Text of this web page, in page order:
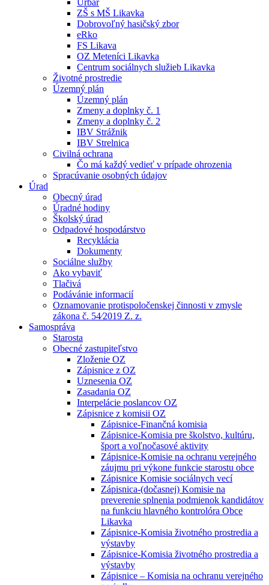
Urbár
ZŠ s MŠ Likavka
Dobrovoľný hasičský zbor
eRko
FS Likava
OZ Meteníci Likavka
Centrum sociálnych služieb Likavka
Životné prostredie
Územný plán
Územný plán
Zmeny a doplnky č. 1
Zmeny a doplnky č. 2
IBV Strážnik
IBV Strelnica
Civilná ochrana
Čo má každý vedieť v prípade ohrozenia
Spracúvanie osobných údajov
Úrad
Obecný úrad
Úradné hodiny
Školský úrad
Odpadové hospodárstvo
Recyklácia
Dokumenty
Sociálne služby
Ako vybaviť
Tlačivá
Podávánie informacií
Oznamovanie protispoločenskej činnosti v zmysle
zákona č. 54⁄2019 Z. z.
Samospráva
Starosta
Obecné zastupiteľstvo
Zloženie OZ
Zápisnice z OZ
Uznesenia OZ
Zasadania OZ
Interpelácie poslancov OZ
Zápisnice z komisii OZ
Zápisnice-Finančná komisia
Zápisnice-Komisia pre školstvo, kultúru,
šport a voľnočasové aktivity
Zápisnice-Komisie na ochranu verejného
záujmu pri výkone funkcie starostu obce
Zápisnice Komisie sociálnych vecí
Zápisnica-(dočasnej) Komisie na
preverenie splnenia podmienok kandidátov
na funkciu hlavného kontrolóra Obce
Likavka
Zápisnice-Komisia životného prostredia a
výstavby
Zápisnice-Komisia životného prostredia a
výstavby
Zápisnice – Komisia na ochranu verejného